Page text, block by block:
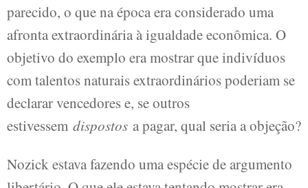
parecido, o que na época era considerado uma
afronta extraordinária à igualdade econômica. O
objetivo do exemplo era mostrar que indivíduos
com talentos naturais extraordinários poderiam se
declarar vencedores e, se outros
estivessem dispostos a pagar, qual seria a objeção?
Nozick estava fazendo uma espécie de argumento